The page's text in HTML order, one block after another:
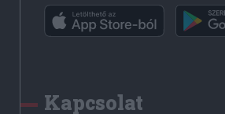
Kapcsolat